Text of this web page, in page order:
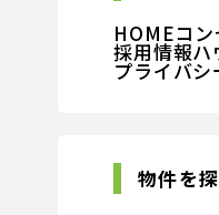
HOMEコ
採用情報ハ
プライバシ
物件を